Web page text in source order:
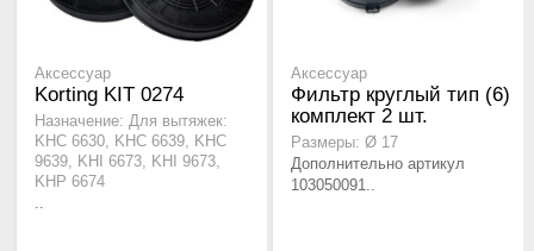
Аксессуар
Korting KIT 0274
Назначение: Для вытяжек:
KHC 6630, KHC 6639, KHC
9639, KHI 6673, KHI 9673,
KHP 6674
Аксессуар
Фильтр круглый тип (6)
комплект 2 шт.
Размеры: Ø 17
Дополнительно артикул
103050091..